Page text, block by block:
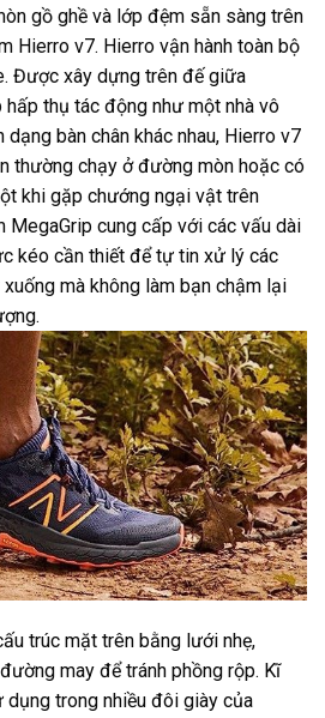
gồ ghề và lớp đệm sẵn sàng trên
Hierro v7. Hierro vận hành toàn bộ
Được xây dựng trên đế giữa
thụ tác động như một nhà vô
dạng bàn chân khác nhau, Hierro v7
thường chạy ở đường mòn hoặc có
khi gặp chướng ngại vật trên
MegaGrip cung cấp với các vấu dài
kéo cần thiết để tự tin xử lý các
mà không làm bạn chậm lại
trúc mặt trên bằng lưới nhẹ,
may để tránh phồng rộp. Kĩ
trong nhiều đôi giày của